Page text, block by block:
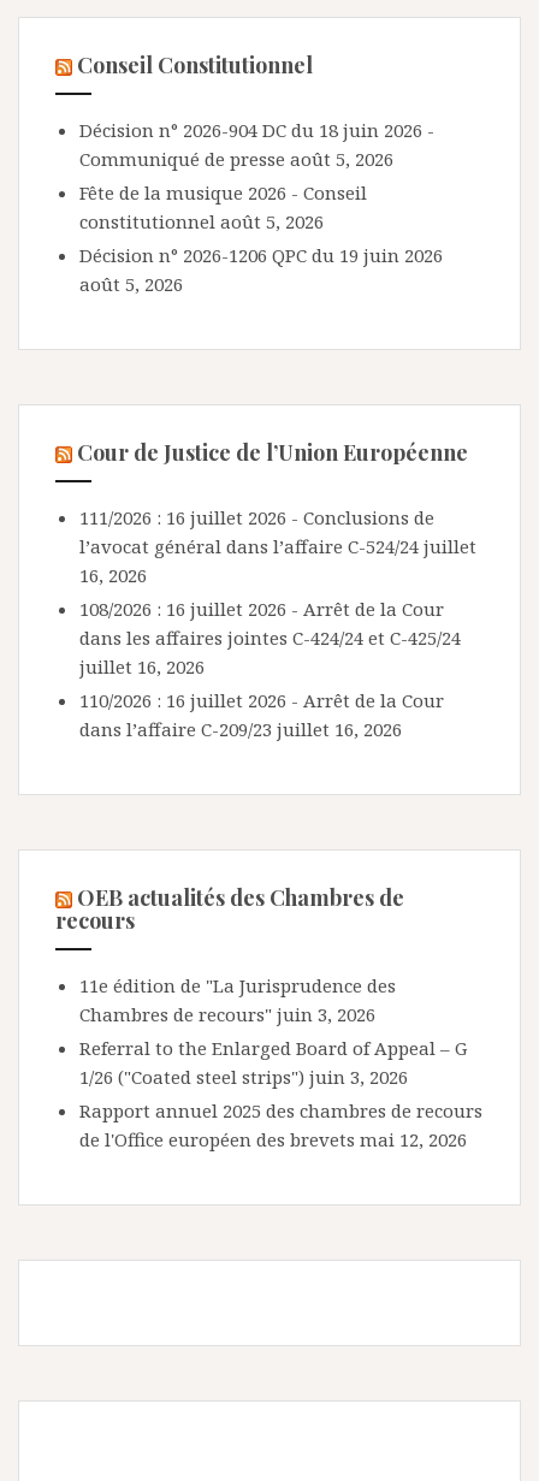
Conseil Constitutionnel
Décision n° 2026-904 DC du 18 juin 2026 -
Communiqué de presse août 5, 2026
Fête de la musique 2026 - Conseil
constitutionnel août 5, 2026
Décision n° 2026-1206 QPC du 19 juin 2026
août 5, 2026
Cour de Justice de l’Union Européenne
111/2026 : 16 juillet 2026 - Conclusions de
l’avocat général dans l’affaire C-524/24 juillet
16, 2026
108/2026 : 16 juillet 2026 - Arrêt de la Cour
dans les affaires jointes C-424/24 et C-425/24
juillet 16, 2026
110/2026 : 16 juillet 2026 - Arrêt de la Cour
dans l’affaire C-209/23 juillet 16, 2026
OEB actualités des Chambres de
recours
11e édition de "La Jurisprudence des
Chambres de recours" juin 3, 2026
Referral to the Enlarged Board of Appeal – G
1/26 ("Coated steel strips") juin 3, 2026
Rapport annuel 2025 des chambres de recours
de l'Office européen des brevets mai 12, 2026